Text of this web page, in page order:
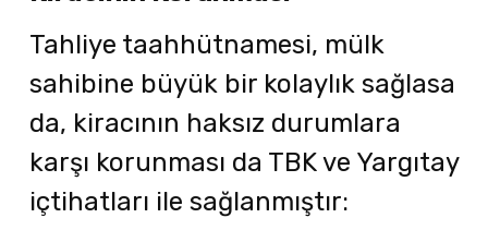
Tahliye taahhütnamesi, mülk
sahibine büyük bir kolaylık sağlasa
da, kiracının haksız durumlara
karşı korunması da TBK ve Yargıtay
içtihatları ile sağlanmıştır: